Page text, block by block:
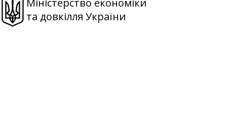
та довкілля України